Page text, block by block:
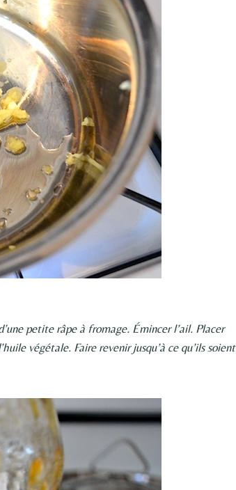
petite râpe à fromage. Émincer l’ail. Placer
végétale. Faire revenir jusqu’à ce qu’ils soient